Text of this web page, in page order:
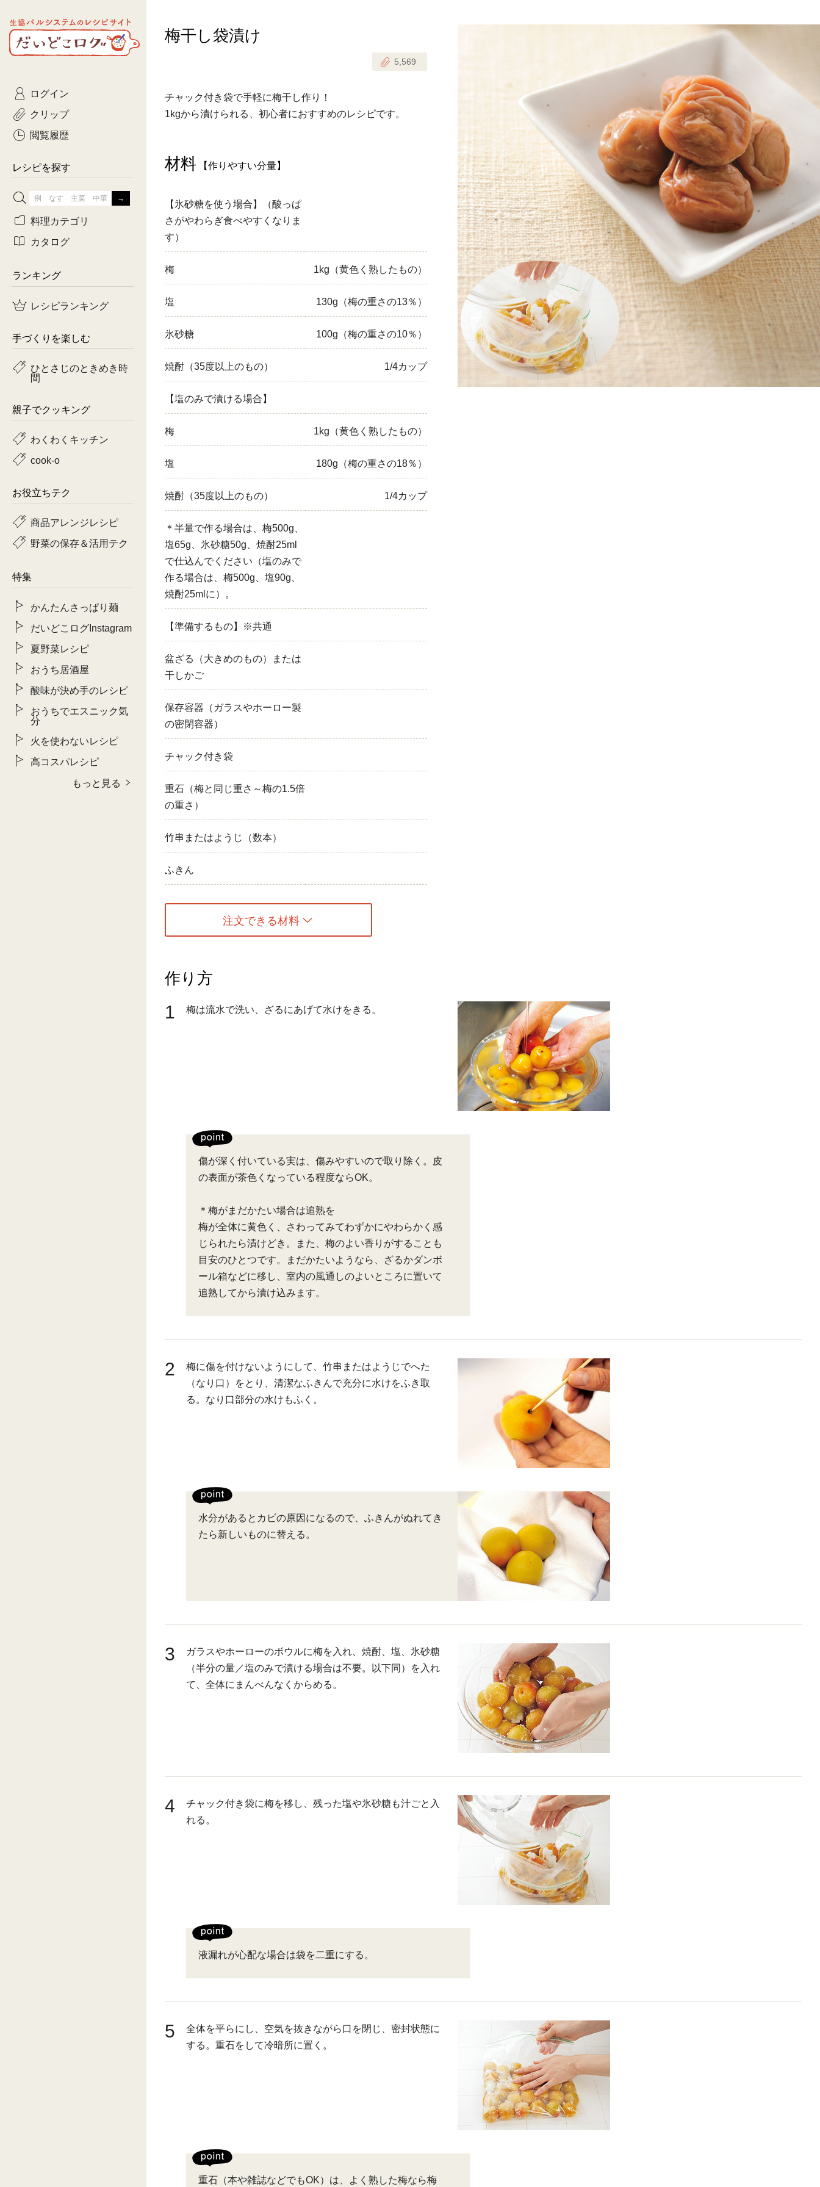
生協パルシステムのレシピ
サイト
だいどこログ
梅干し袋漬け
5,569
チャック付き袋で手軽に梅干し作り！
1kgから漬けられる、初心者におすすめのレシピです。
材料 【作りやすい分量】
【氷砂糖を使う場合】（酸っぱ
さがやわらぎ食べやすくなりま
す）
梅 1kg（黄色く熟したもの）
塩 130g（梅の重さの13％）
氷砂糖 100g（梅の重さの10％）
焼酎（35度以上のもの） 1/4カップ
【塩のみで漬ける場合】
梅 1kg（黄色く熟したもの）
塩 180g（梅の重さの18％）
焼酎（35度以上のもの） 1/4カップ
＊半量で作る場合は、梅500g、
塩65g、氷砂糖50g、焼酎25ml
で仕込んでください（塩のみで
作る場合は、梅500g、塩90g、
焼酎25mlに）。
【準備するもの】※共通
盆ざる（大きめのもの）または
干しかご
保存容器（ガラスやホーロー製
の密閉容器）
チャック付き袋
重石（梅と同じ重さ～梅の1.5倍
の重さ）
竹串またはようじ（数本）
ふきん
注文できる材料
作り方
1 梅は流水で洗い、ざるにあげて水けをきる。
傷が深く付いている実は、傷みやすいので取り除く。皮
の表面が茶色くなっている程度ならOK。
＊梅がまだかたい場合は追熟を
梅が全体に黄色く、さわってみてわずかにやわらかく感
じられたら漬けどき。また、梅のよい香りがすることも
目安のひとつです。まだかたいようなら、ざるかダンボ
ール箱などに移し、室内の風通しのよいところに置いて
追熟してから漬け込みます。
2
梅に傷を付けないようにして、竹串またはようじでへた
（なり口）をとり、清潔なふきんで充分に水けをふき取
る。なり口部分の水けもふく。
水分があるとカビの原因になるので、ふきんがぬれてき
たら新しいものに替える。
3
ガラスやホーローのボウルに梅を入れ、焼酎、塩、氷砂糖
（半分の量／塩のみで漬ける場合は不要。以下同）を入れ
て、全体にまんべんなくからめる。
4
チャック付き袋に梅を移し、残った塩や氷砂糖も汁ごと入
れる。
液漏れが心配な場合は袋を二重にする。
5
全体を平らにし、空気を抜きながら口を閉じ、密封状態に
する。重石をして冷暗所に置く。
重石（本や雑誌などでもOK）は、よく熟した梅なら梅
ログイン
クリップ
閲覧履歴
レシピを探す
ひとさじのときめき時間
おきらくだ 1歳半からの幼児食
がんばらない平日ごはん
豚肉
ピーマン なす
料理カテゴリ
主菜
常備菜・作りおき
カタログ
コトコト
yumyumいっしょごはん
乾物屋さん
ランキング
レシピランキング
手づくりを楽しむ
ひとさじのときめき時
間
親子でクッキング
わくわくキッチン
cook-o
お役立ちテク
商品アレンジレシピ
野菜の保存＆活用テク
特集
かんたんさっぱり麺
だいどこログInstagram
夏野菜レシピ
おうち居酒屋
酸味が決め手のレシピ
おうちでエスニック気
分
火を使わないレシピ
高コスパレシピ
もっと見る